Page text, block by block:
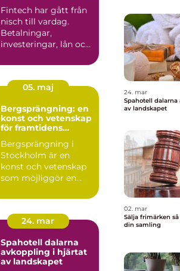
Fintech har gått från
nisch till vardag.
Betalningar,
investeringar, lån och
in...
05. maj
Bergsprängning: en
konst och vetenskap
för framtidens
Bergsprängning i
Stockholm är en
konst och vetenskap
som möjliggör en
24. mar
Spahotell dalarna
avkoppling i hjärtat
av landskapet
24. mar
Spahotell dalarna avkoppling i hjärtat
av landskapet
02. mar
Sälja frimärken så får du ut mest av
din samling